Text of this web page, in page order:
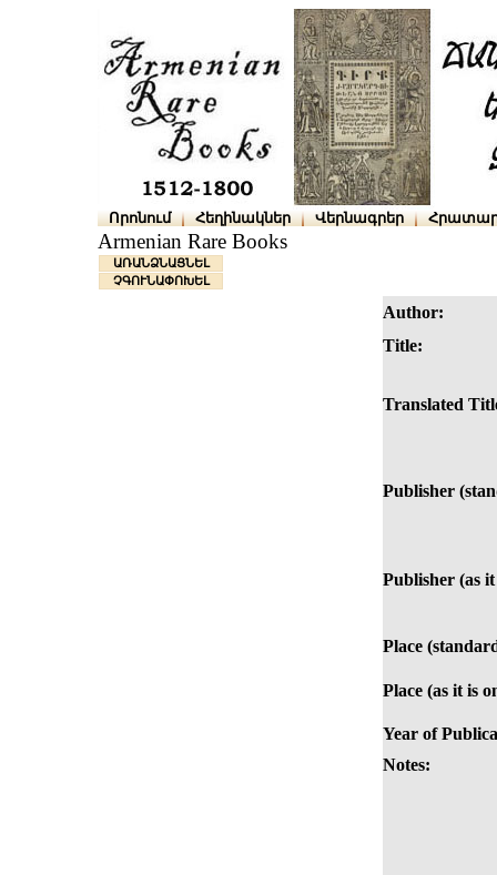
Որոնում Հեղինակներ Վերնագրեր
Armenian Rare Books
ԱՌԱՆՁՆԱՑՆԵԼ
ՉԳՈՒՆԱՓՈԽԵԼ
Author:
Title:
Translated
Publisher
Publisher (as
Place
Place (as it is
Year of
Notes: